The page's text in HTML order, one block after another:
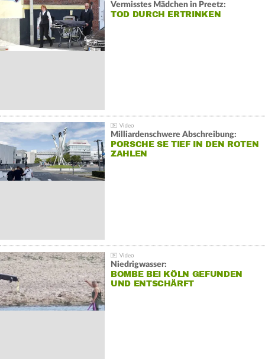
Vermisstes Mädchen in Preetz:
TOD DURCH ERTRINKEN
Milliardenschwere Abschreibung:
PORSCHE SE TIEF IN DEN ROTEN
ZAHLEN
Niedrigwasser:
BOMBE BEI KÖLN GEFUNDEN
UND ENTSCHÄRFT